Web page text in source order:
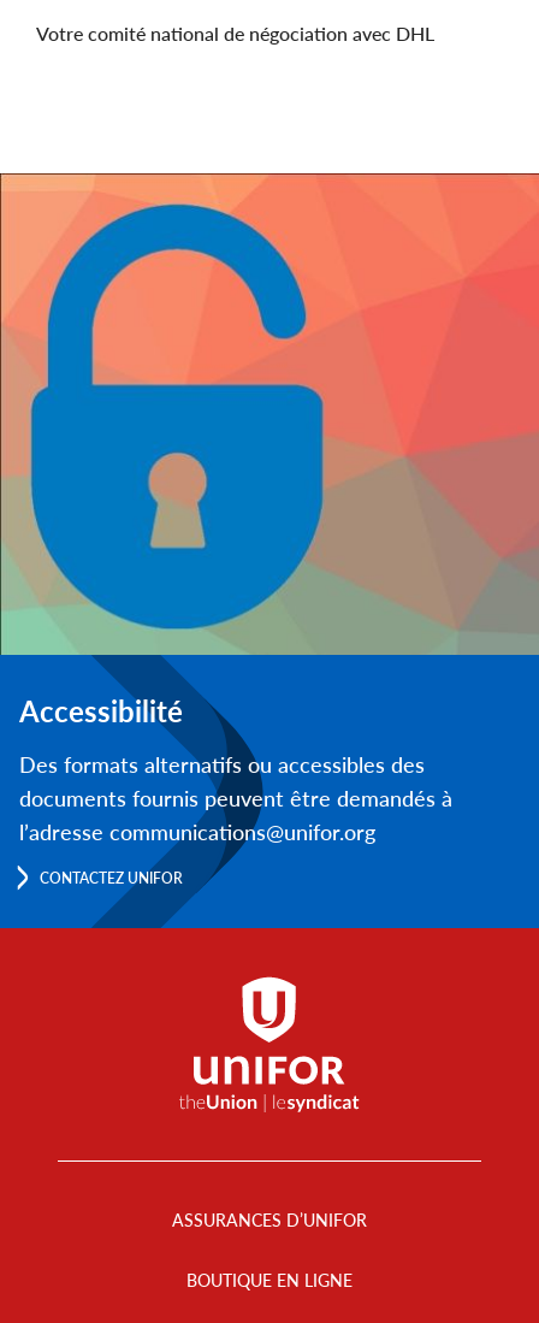
Votre comité national de négociation avec DHL
Accessibilité
Des formats alternatifs ou accessibles des
documents fournis peuvent être demandés à
l’adresse communications@unifor.org
CONTACTEZ UNIFOR
ASSURANCES D’UNIFOR
BOUTIQUE EN LIGNE